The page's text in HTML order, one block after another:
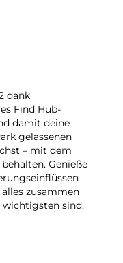
dank
Find Hub-
damit deine
gelassenen
– mit dem
Genieße
zusammen
wichtigsten sind,